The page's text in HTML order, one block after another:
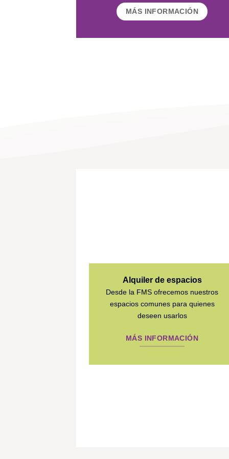
MÁS INFORMACIÓN
Alquiler de espacios
Desde la FMS ofrecemos nuestros
espacios comunes para quienes
deseen usarlos
MÁS INFORMACIÓN